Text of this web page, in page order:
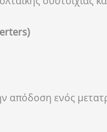
απόδοση ενός